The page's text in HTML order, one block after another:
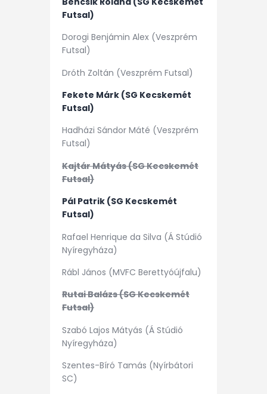
Futsal)
Dorogi Benjámin Alex (Veszprém
Futsal)
Dróth Zoltán (Veszprém Futsal)
Fekete Márk (SG Kecskemét
Futsal)
Hadházi Sándor Máté (Veszprém
Futsal)
Kajtár Mátyás (SG Kecskemét
Futsal)
Pál Patrik (SG Kecskemét
Futsal)
Rafael Henrique da Silva (Á Stúdió
Nyíregyháza)
Rábl János (MVFC Berettyóújfalu)
Rutai Balázs (SG Kecskemét
Futsal)
Szabó Lajos Mátyás (Á Stúdió
Nyíregyháza)
Szentes-Bíró Tamás (Nyírbátori
SC)